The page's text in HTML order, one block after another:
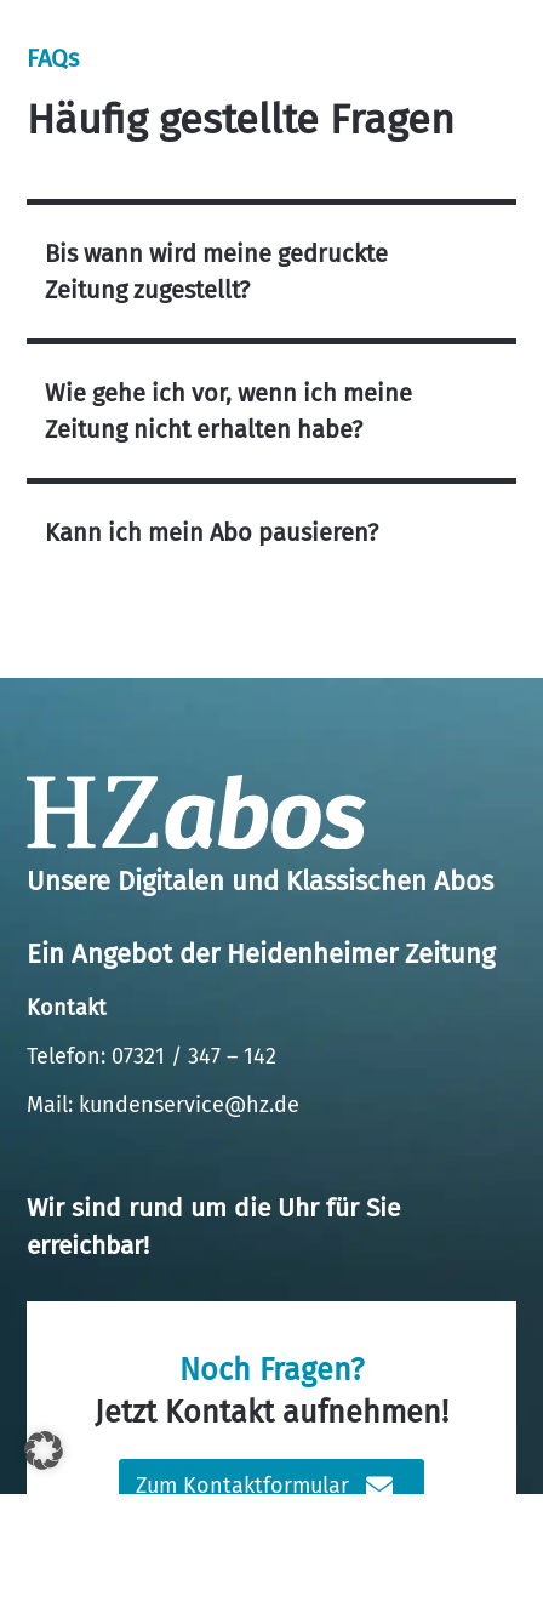
FAQs
Häufig gestellte Fragen
Bis wann wird meine gedruckte
Zeitung zugestellt?
Wie gehe ich vor, wenn ich meine
Zeitung nicht erhalten habe?
Kann ich mein Abo pausieren?
Unsere Digitalen und Klassischen Abos
Ein Angebot der Heidenheimer Zeitung
Kontakt
Telefon: 07321 / 347 – 142
Mail: kundenservice@hz.de
Wir sind rund um die Uhr für Sie
erreichbar!
Noch Fragen?
Jetzt Kontakt aufnehmen!
Zum Kontaktformular